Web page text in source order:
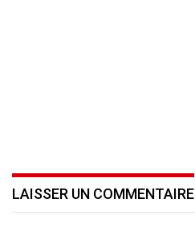
LAISSER UN COMMENTAIRE